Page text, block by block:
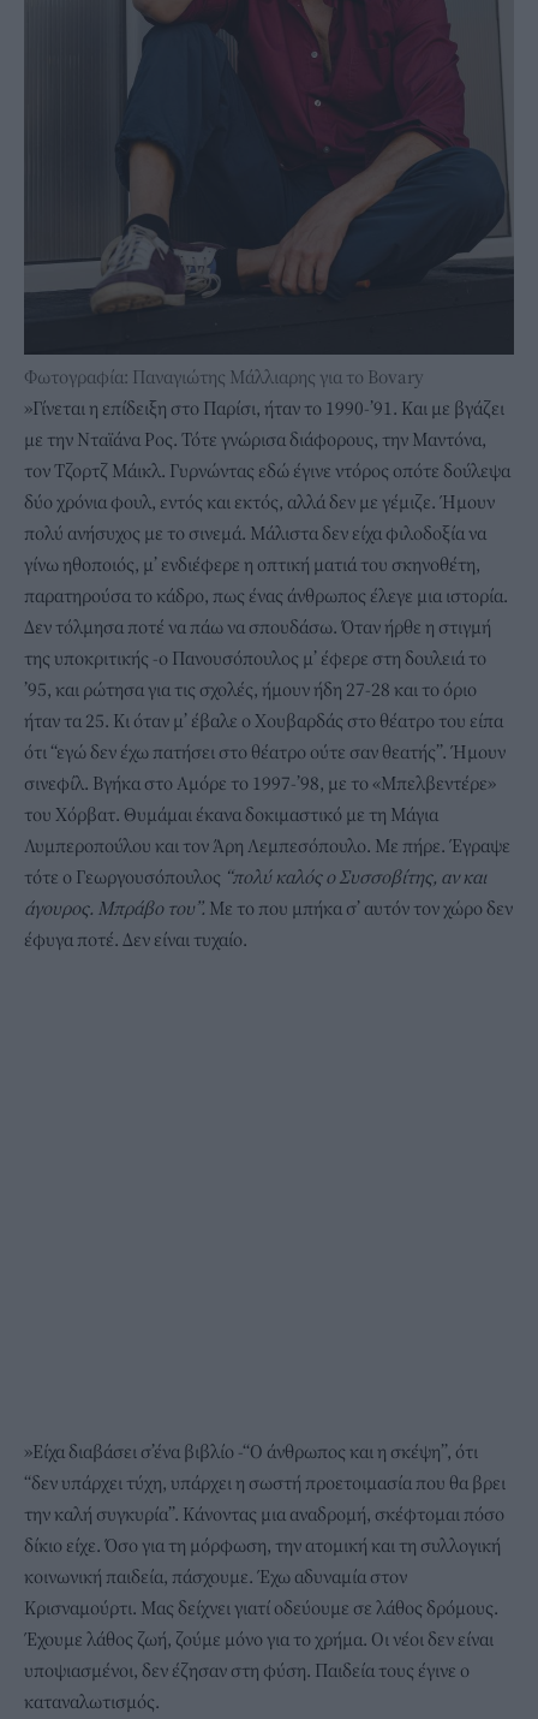
Φωτογραφία: Παναγιώτης Μάλλιαρης για το Bovary
»Γίνεται η επίδειξη στο Παρίσι, ήταν το 1990-’91. Και με βγάζει
με την Νταϊάνα Ρος. Τότε γνώρισα διάφορους, την Μαντόνα,
τον Τζορτζ Μάικλ. Γυρνώντας εδώ έγινε ντόρος οπότε δούλεψα
δύο χρόνια φουλ, εντός και εκτός, αλλά δεν με γέμιζε. Ήμουν
πολύ ανήσυχος με το σινεμά. Μάλιστα δεν είχα φιλοδοξία να
γίνω ηθοποιός, μ’ ενδιέφερε η οπτική ματιά του σκηνοθέτη,
παρατηρούσα το κάδρο, πως ένας άνθρωπος έλεγε μια ιστορία.
Δεν τόλμησα ποτέ να πάω να σπουδάσω. Όταν ήρθε η στιγμή
της υποκριτικής -ο Πανουσόπουλος μ’ έφερε στη δουλειά το
’95, και ρώτησα για τις σχολές, ήμουν ήδη 27-28 και το όριο
ήταν τα 25. Κι όταν μ’ έβαλε ο Χουβαρδάς στο θέατρο του είπα
ότι “εγώ δεν έχω πατήσει στο θέατρο ούτε σαν θεατής”. Ήμουν
σινεφίλ. Βγήκα στο Αμόρε το 1997-’98, με το «Μπελβεντέρε»
του Χόρβατ. Θυμάμαι έκανα δοκιμαστικό με τη Μάγια
Λυμπεροπούλου και τον Άρη Λεμπεσόπουλο. Με πήρε. Έγραψε
τότε ο Γεωργουσόπουλος “πολύ καλός ο Συσσοβίτης, αν και
άγουρος. Μπράβο του”. Με το που μπήκα σ’ αυτόν τον χώρο δεν
έφυγα ποτέ. Δεν είναι τυχαίο.
»Είχα διαβάσει σ’ένα βιβλίο -“Ο άνθρωπος και η σκέψη”, ότι
“δεν υπάρχει τύχη, υπάρχει η σωστή προετοιμασία που θα βρει
την καλή συγκυρία”. Κάνοντας μια αναδρομή, σκέφτομαι πόσο
δίκιο είχε. Όσο για τη μόρφωση, την ατομική και τη συλλογική
κοινωνική παιδεία, πάσχουμε. Έχω αδυναμία στον
Κρισναμούρτι. Μας δείχνει γιατί οδεύουμε σε λάθος δρόμους.
Έχουμε λάθος ζωή, ζούμε μόνο για το χρήμα. Οι νέοι δεν είναι
υποψιασμένοι, δεν έζησαν στη φύση. Παιδεία τους έγινε ο
καταναλωτισμός.